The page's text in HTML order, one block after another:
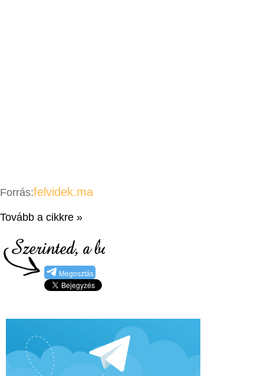
Forrás:felvidek.ma
Tovább a cikkre »
Megosztás